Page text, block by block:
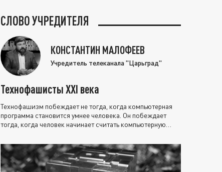
СЛОВО УЧРЕДИТЕЛЯ
КОНСТАНТИН МАЛОФЕЕВ
Учредитель телеканала "Царьград"
Технофашисты XXI века
Технофашизм побеждает не тогда, когда компьютерная
программа становится умнее человека. Он побеждает
тогда, когда человек начинает считать компьютерную